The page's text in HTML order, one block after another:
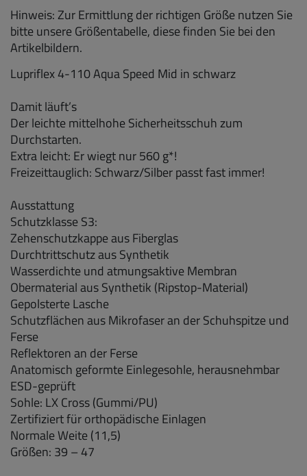
Hinweis: Zur Ermittlung der richtigen Größe nutzen Sie
bitte unsere Größentabelle, diese finden Sie bei den
Artikelbildern.
Lupriflex 4-110 Aqua Speed Mid in schwarz
Damit läuft’s
Der leichte mittelhohe Sicherheitsschuh zum
Durchstarten.
Extra leicht: Er wiegt nur 560 g*!
Freizeittauglich: Schwarz/Silber passt fast immer!
Ausstattung
Schutzklasse S3:
Zehenschutzkappe aus Fiberglas
Durchtrittschutz aus Synthetik
Wasserdichte und atmungsaktive Membran
Obermaterial aus Synthetik (Ripstop-Material)
Gepolsterte Lasche
Schutzflächen aus Mikrofaser an der Schuhspitze und
Ferse
Reflektoren an der Ferse
Anatomisch geformte Einlegesohle, herausnehmbar
ESD-geprüft
Sohle: LX Cross (Gummi/PU)
Zertifiziert für orthopädische Einlagen
Normale Weite (11,5)
Größen: 39 – 47